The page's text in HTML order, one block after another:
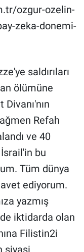
ozgur-ozelin-
zeka-donemi-
saldırıları
ölümüne
Refah
ve 40
bu
Tüm dünya
ediyorum.
yazmış
iktidarda olan
Filistin2i
siyasi